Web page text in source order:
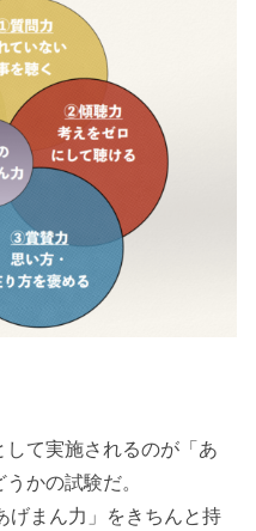
て実施されるのが「あ
かの試験だ。
げまん力」をきちんと持